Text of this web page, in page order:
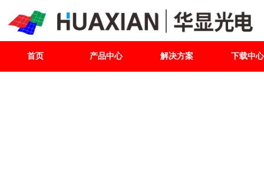
首页 产品中心 解决方案 下载中心